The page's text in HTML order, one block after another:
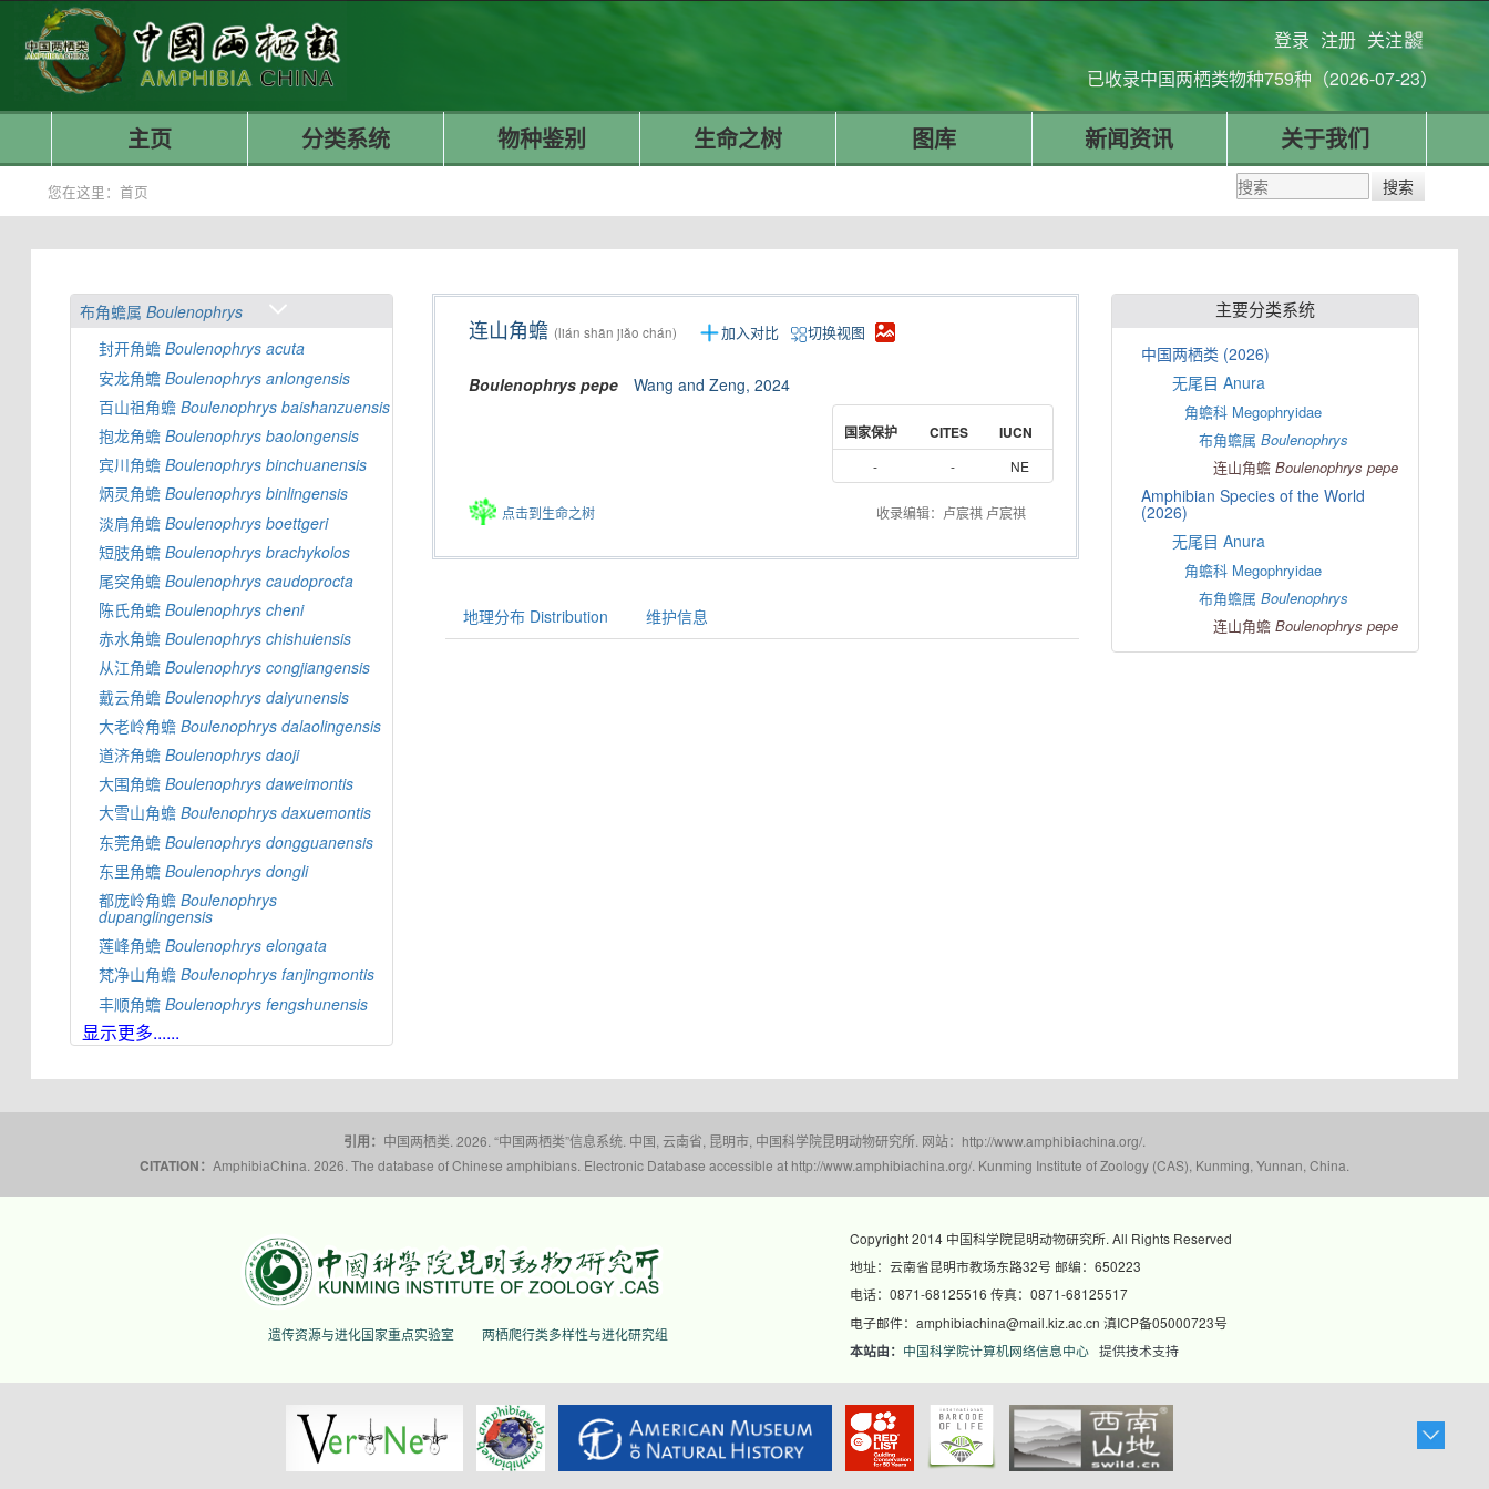
登录 注册 关注
已收录中国两栖类物种759种（2026-07-23）
主页 分类系统 物种鉴别 生命之树 图库 新闻资讯 关于我们
您在这里：首页
布角蟾属Boulenophrys
封开角蟾Boulenophrys acuta
安龙角蟾Boulenophrys anlongensis
百山祖角蟾Boulenophrys baishanzuensis
抱龙角蟾Boulenophrys baolongensis
宾川角蟾Boulenophrys binchuanensis
炳灵角蟾Boulenophrys binlingensis
淡肩角蟾Boulenophrys boettgeri
短肢角蟾Boulenophrys brachykolos
尾突角蟾Boulenophrys caudoprocta
陈氏角蟾Boulenophrys cheni
赤水角蟾Boulenophrys chishuiensis
从江角蟾Boulenophrys congjiangensis
戴云角蟾Boulenophrys daiyunensis
大老岭角蟾Boulenophrys dalaolingensis
道济角蟾Boulenophrys daoji
大围角蟾Boulenophrys daweimontis
大雪山角蟾Boulenophrys daxuemontis
东莞角蟾Boulenophrys dongguanensis
东里角蟾Boulenophrys dongli
都庞岭角蟾Boulenophrys
dupanglingensis
莲峰角蟾Boulenophrys elongata
梵净山角蟾Boulenophrys fanjingmontis
丰顺角蟾Boulenophrys fengshunensis
高栏岛角蟾
揭阳角蟾Boulenophrys hungtai
南澳岛角蟾Boulenophrys insularis
Boulenophrys jingdongensis
Boulenophrys jinggangensis
Boulenophrys jiulianensis
kuatunensis
lichun
显示更多......
连山角蟾 (lián shān jiǎo chán) 加入对比 切换视图
Boulenophrys pepe Wang and Zeng, 2024
国家保护 CITES IUCN
- - NE
点击到生命之树 收录编辑：卢宸祺 卢宸祺
地理分布 Distribution 维护信息
主要分类系统
中国两栖类 (2026)
无尾目 Anura
角蟾科 Megophryidae
布角蟾属Boulenophrys
连山角蟾Boulenophrys pepe
Amphibian Species of the World
(2026)
无尾目 Anura
角蟾科 Megophryidae
布角蟾属Boulenophrys
连山角蟾Boulenophrys pepe
引用： 中国两栖类. 2026. “中国两栖类”信息系统. 中国, 云南省, 昆明市, 中国科学院昆明动物研究所. 网站：http://www.amphibiachina.org/.
CITATION： AmphibiaChina. 2026. The database of Chinese amphibians. Electronic Database accessible at http://www.amphibiachina.org/. Kunming Institute of Zoology (CAS), Kunming, Yunnan, China.
遗传资源与进化国家重点实验室 两栖爬行类多样性与进化研究组
Copyright 2014 中国科学院昆明动物研究所. All Rights Reserved
地址：云南省昆明市教场东路32号 邮编：650223
电话：0871-68125516 传真：0871-68125517
电子邮件：amphibiachina@mail.kiz.ac.cn 滇ICP备05000723号
本站由： 中国科学院计算机网络信息中心提供技术支持